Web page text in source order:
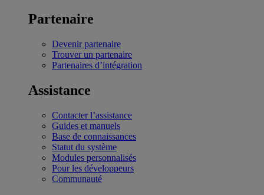
Partenaire
Devenir partenaire
Trouver un partenaire
Partenaires d’intégration
Assistance
Contacter l’assistance
Guides et manuels
Base de connaissances
Statut du système
Modules personnalisés
Pour les développeurs
Communauté